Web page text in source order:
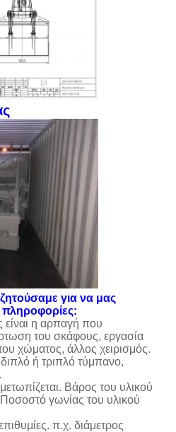
για να μας
είναι η αρπαγή που
του σκάφους, εργασία
χώματος, άλλος χειρισμός.
ή τριπλό τύμπανο,
Βάρος του υλικού
γωνίας του υλικού
π.χ. διάμετρος